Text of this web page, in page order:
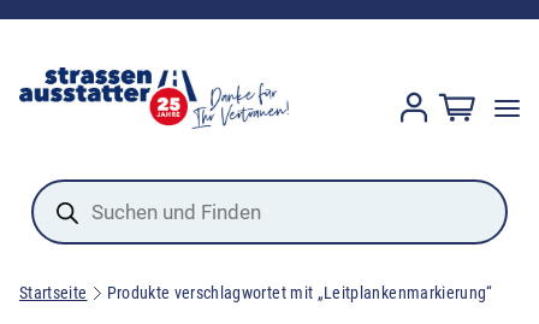
Products
search
Startseite Produkte verschlagwortet mit „Leitplankenmarkierung“